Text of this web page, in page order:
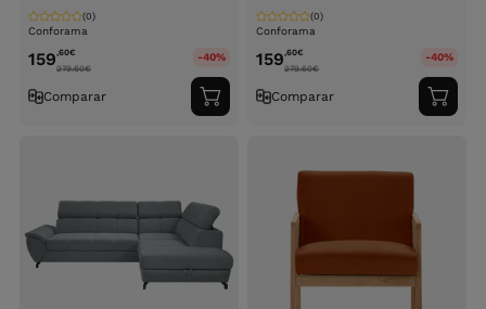
Conforama
(0)
159,60€
279.60€
-40%
Comparar
Adicionar
ao
Conforama
(0)
159,60€
279.60€
-40%
Comparar
ao